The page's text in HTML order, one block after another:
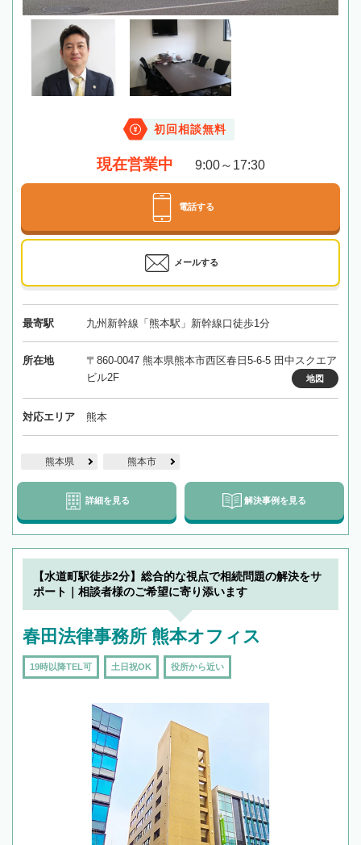
初回相談無料
現在営業中 9:00～17:30
電話する
メールする
最寄駅 九州新幹線「熊本駅」新幹線口徒歩1分
所在地
〒860-0047 熊本県熊本市西区春日5-6-5 田中スクエア
ビル2F
地図
対応エリア 熊本
熊本県 熊本市
詳細を見る 解決事例を見る
【水道町駅徒歩2分】総合的な視点で相続問題の解決をサ
ポート｜相談者様のご希望に寄り添います
春田法律事務所 熊本オフィス
19時以降TEL可 土日祝OK 役所から近い